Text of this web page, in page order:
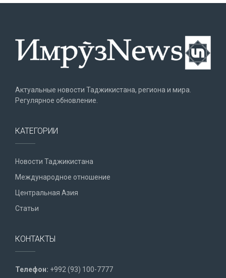
Актуальные новости Таджикистана, региона и мира.
Регулярное обновление.
КАТЕГОРИИ
Новости Таджикистана
Международное отношение
Центральная Азия
Статьи
КОНТАКТЫ
Телефон: +992 (93) 100-7777